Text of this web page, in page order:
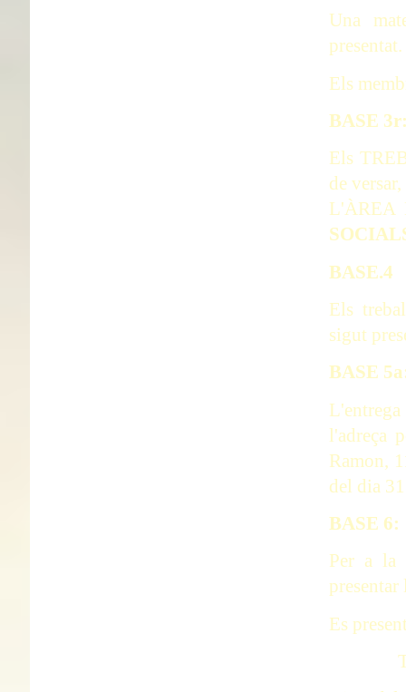
Una
presentat.
Els
BASE
Els
de
L'ÀREA
BASE.4
Els
sigut
BASE
l'adreça
Ramon,
del dia
BASE
Per a la
Es